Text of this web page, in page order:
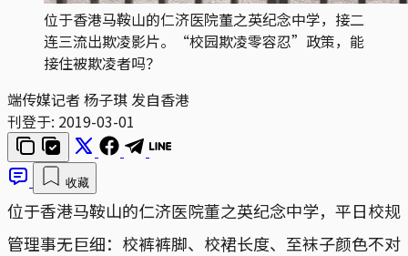
位于香港马鞍山的仁济医院董之英纪念中学，接二
连三流出欺凌影片。“校园欺凌零容忍”政策，能
接住被欺凌者吗？
端传媒记者 杨子琪 发自香港
刊登于: 2019-03-01
收藏
位于香港马鞍山的仁济医院董之英纪念中学，平日校规
管理事无巨细：校裤裤脚、校裙长度、至袜子颜色不对